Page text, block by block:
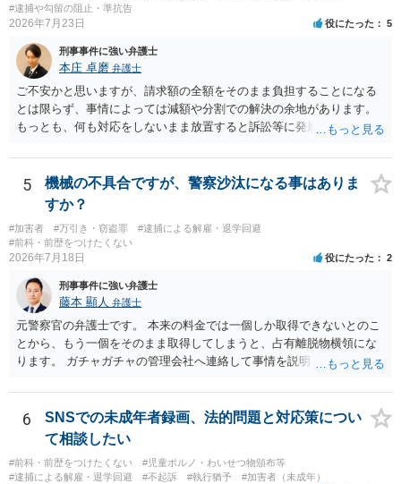
#逮捕や勾留の阻止・準抗告
2026年7月23日 役にたった 5
刑事事件に強い弁護士
本庄 卓磨 弁護士
ご不安かと思いますが、請求額の全額をそのまま負担することになる
とは限らず、事情によっては減額や分割での解決の余地があります。
もっとも、何も対応をしないまま放置すると訴訟等に発展してしまう
めします。
5
機械の不具合ですが、警察沙汰になる事はありま
すか？
#加害者 #万引き・窃盗罪
#逮捕による解雇・退学回避
#前科・前歴をつけたくない
2026年7月18日 役にたった 2
刑事事件に強い弁護士
藤本 顯人 弁護士
元警察官の弁護士です。 本来の料金では一個しか取得できないとのこ
とから、もう一個をそのまま取得してしまうと、占有離脱物横領にな
ります。 ガチャガチャの管理会社へ連絡して事情を説明して一個返還
あるいは管理会社がお金は不要かつ返還不要との申し出があれば取得
しても問題ありません。
6
SNSでの未成年者録画、法的問題と対応策につい
て相談したい
#前科・前歴をつけたくない
#児童ポルノ・わいせつ物頒布等
#逮捕による解雇・退学回避
#不起訴 #執行猶予 #加害者（未成年）